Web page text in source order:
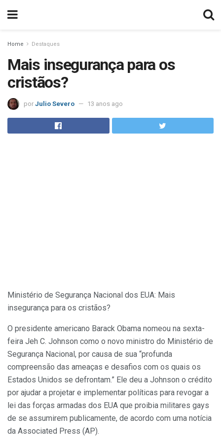
Home Destaques
Mais insegurança para os
cristãos?
por Julio Severo 13 anos ago
Ministério de Segurança Nacional dos EUA: Mais
insegurança para os cristãos?
O presidente americano Barack Obama nomeou na sexta-
feira Jeh C. Johnson como o novo ministro do Ministério de
Segurança Nacional, por causa de sua “profunda
compreensão das ameaças e desafios com os quais os
Estados Unidos se defrontam.” Ele deu a Johnson o crédito
por ajudar a projetar e implementar políticas para revogar a
lei das forças armadas dos EUA que proibia militares gays
de se assumirem publicamente, de acordo com uma notícia
da Associated Press (AP).